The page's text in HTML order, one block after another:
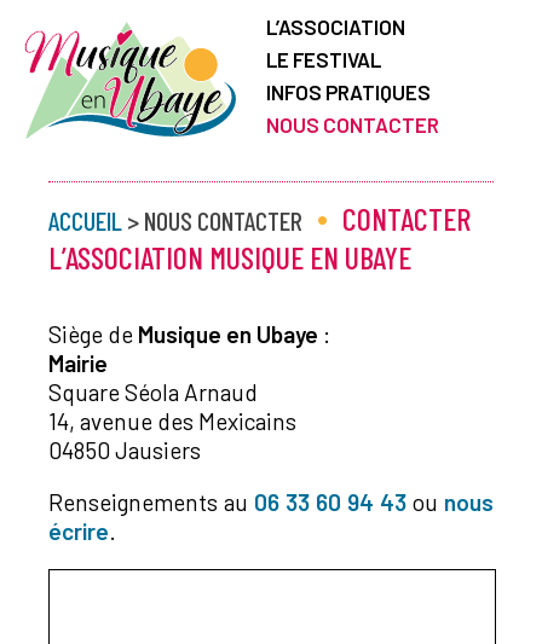
L’ASSOCIATION
LE FESTIVAL
INFOS PRATIQUES
NOUS CONTACTER
ACCUEIL > NOUS CONTACTER • CONTACTER
L’ASSOCIATION MUSIQUE EN UBAYE
Siège de Musique en Ubaye :
Mairie
Square Séola Arnaud
14, avenue des Mexicains
04850 Jausiers
Renseignements au 06 33 60 94 43 ou nous
écrire.